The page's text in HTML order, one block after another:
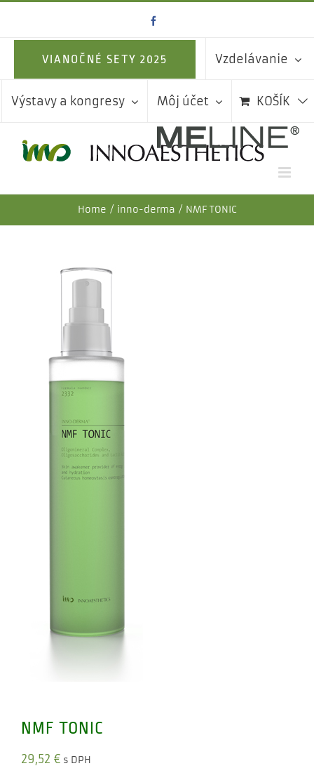
contentVIANOČNÉ SETY 2025 Vzdelávanie
Výstavy a kongresy Môj účet KOŠÍK
Home inno-derma NMF TONIC
NMF TONIC
29,52 € s DPH